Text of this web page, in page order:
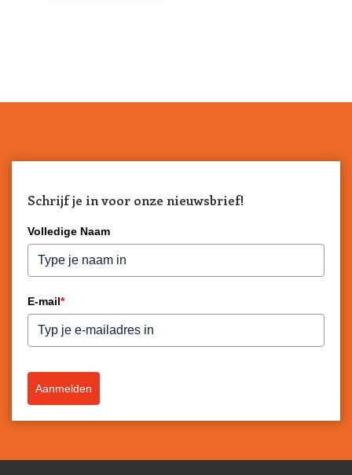
Schrijf je in voor onze nieuwsbrief!
Volledige Naam
E-mail*
Aanmelden